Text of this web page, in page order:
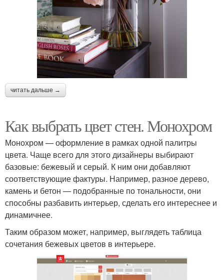
читать дальше →
Как выбрать цвет стен. Монохром
Монохром — оформление в рамках одной палитры
цвета. Чаще всего для этого дизайнеры выбирают
базовые: бежевый и серый. К ним они добавляют
соответствующие фактуры. Например, разное дерево,
камень и бетон — подобранные по тональности, они
способны разбавить интерьер, сделать его интереснее и
динамичнее.
Таким образом может, например, выглядеть таблица
сочетания бежевых цветов в интерьере.